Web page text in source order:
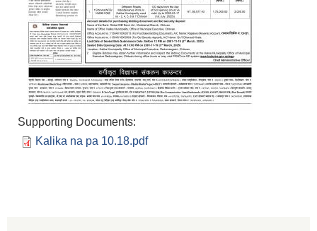
Supporting Documents:
Kalika na pa 10.18.pdf